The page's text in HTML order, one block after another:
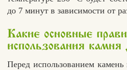
до 7 минут в зависимости от
Какие основные
использования камня
Перед использованием камень